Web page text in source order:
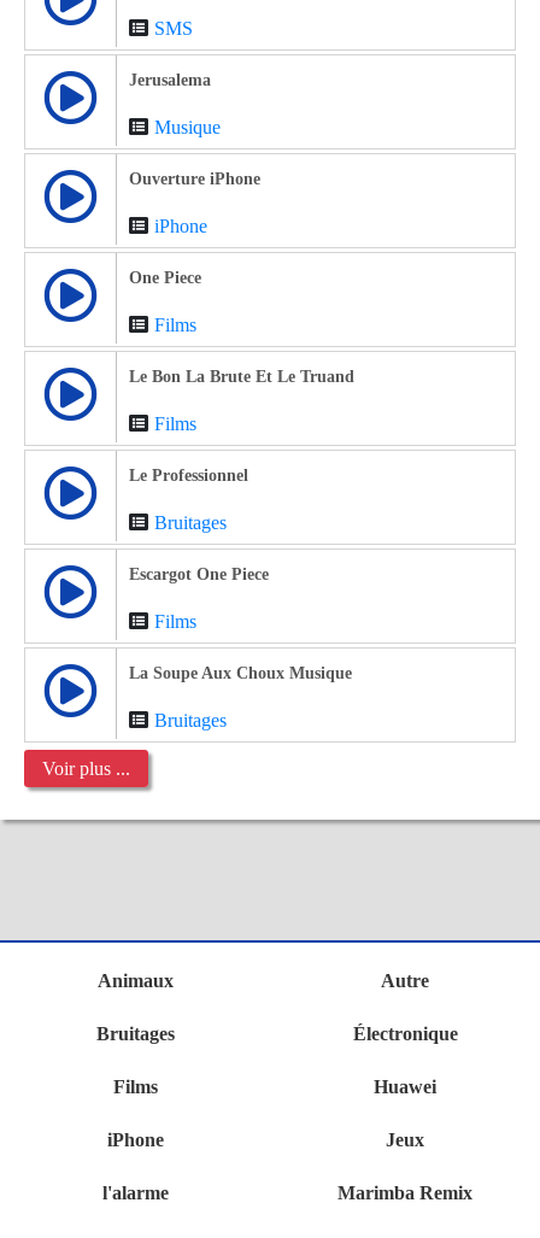
SMS
Jerusalema
Musique
Ouverture iPhone
iPhone
One Piece
Films
Le Bon La Brute Et Le Truand
Films
Le Professionnel
Bruitages
Escargot One Piece
Films
La Soupe Aux Choux Musique
Bruitages
Voir plus ...
Animaux Autre
Bruitages Électronique
Films Huawei
iPhone Jeux
l'alarme Marimba Remix